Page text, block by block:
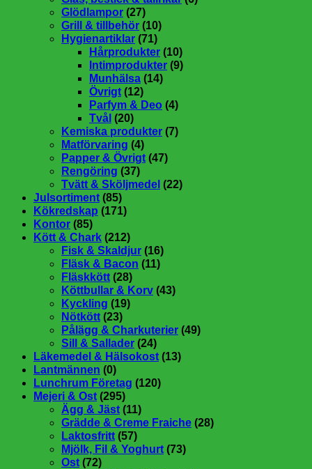
Glödlampor (27)
Grill & tillbehör (10)
Hygienartiklar (71)
Hårprodukter (10)
Intimprodukter (9)
Munhälsa (14)
Övrigt (12)
Parfym & Deo (4)
Tvål (20)
Kemiska produkter (7)
Matförvaring (4)
Papper & Övrigt (47)
Rengöring (37)
Tvätt & Sköljmedel (22)
Julsortiment (85)
Kökredskap (171)
Kontor (85)
Kött & Chark (212)
Fisk & Skaldjur (16)
Fläsk & Bacon (11)
Fläskkött (28)
Köttbullar & Korv (43)
Kyckling (19)
Nötkött (23)
Pålägg & Charkuterier (49)
Sill & Sallader (24)
Läkemedel & Hälsokost (13)
Lantmännen (0)
Lunchrum Företag (120)
Mejeri & Ost (295)
Ägg & Jäst (11)
Grädde & Creme Fraiche (28)
Laktosfritt (57)
Mjölk, Fil & Yoghurt (73)
Ost (72)